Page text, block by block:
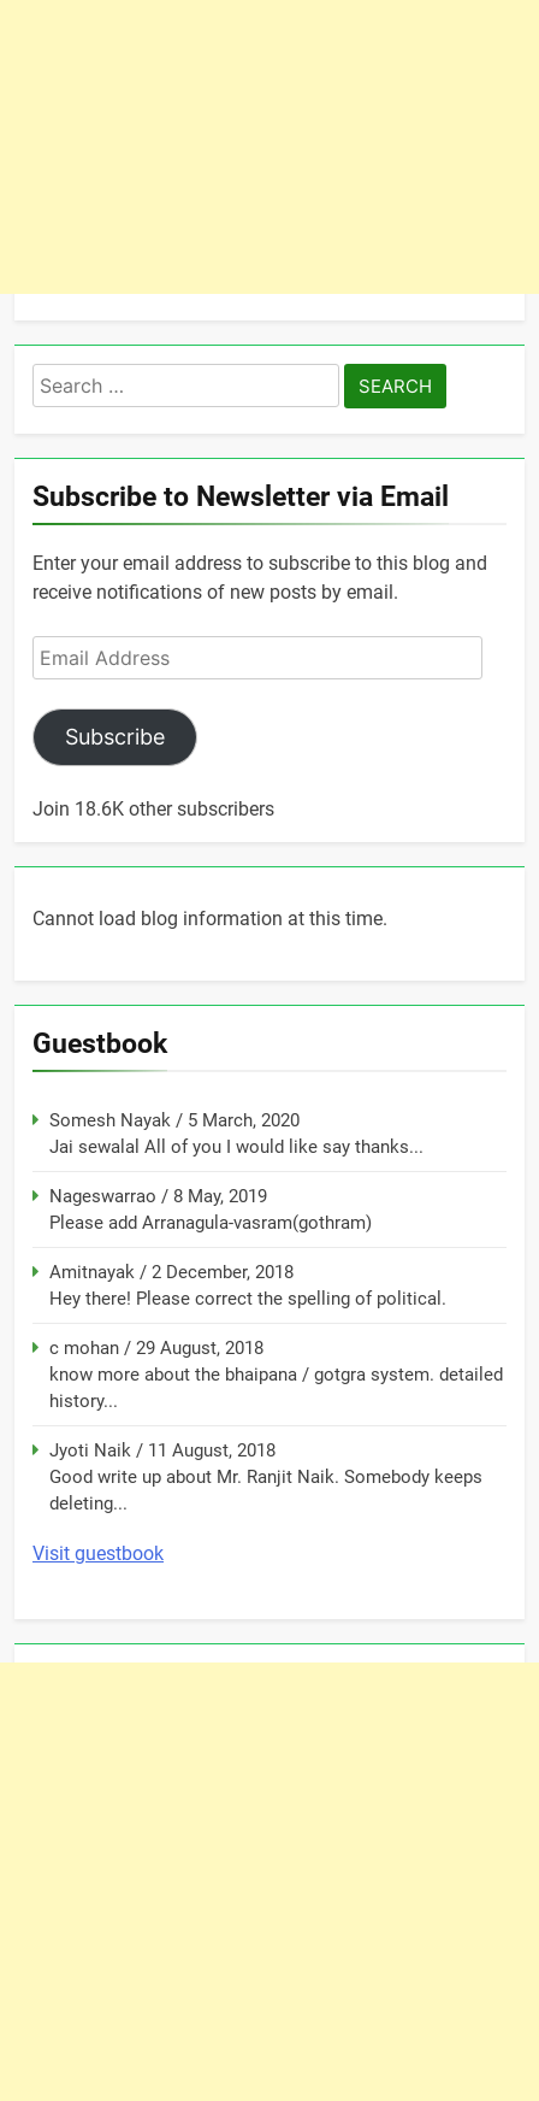
Search
for:
Subscribe to Newsletter via Email
Enter your email address to subscribe to this blog and
receive notifications of new posts by email.
Email
Address
Subscribe
Join 18.6K other subscribers
Cannot load blog information at this time.
Guestbook
Somesh Nayak / 5 March, 2020
Jai sewalal All of you I would like say thanks...
Nageswarrao / 8 May, 2019
Please add Arranagula-vasram(gothram)
Amitnayak / 2 December, 2018
Hey there! Please correct the spelling of political.
c mohan / 29 August, 2018
know more about the bhaipana / gotgra system. detailed
history...
Jyoti Naik / 11 August, 2018
Good write up about Mr. Ranjit Naik. Somebody keeps
deleting...
Visit guestbook